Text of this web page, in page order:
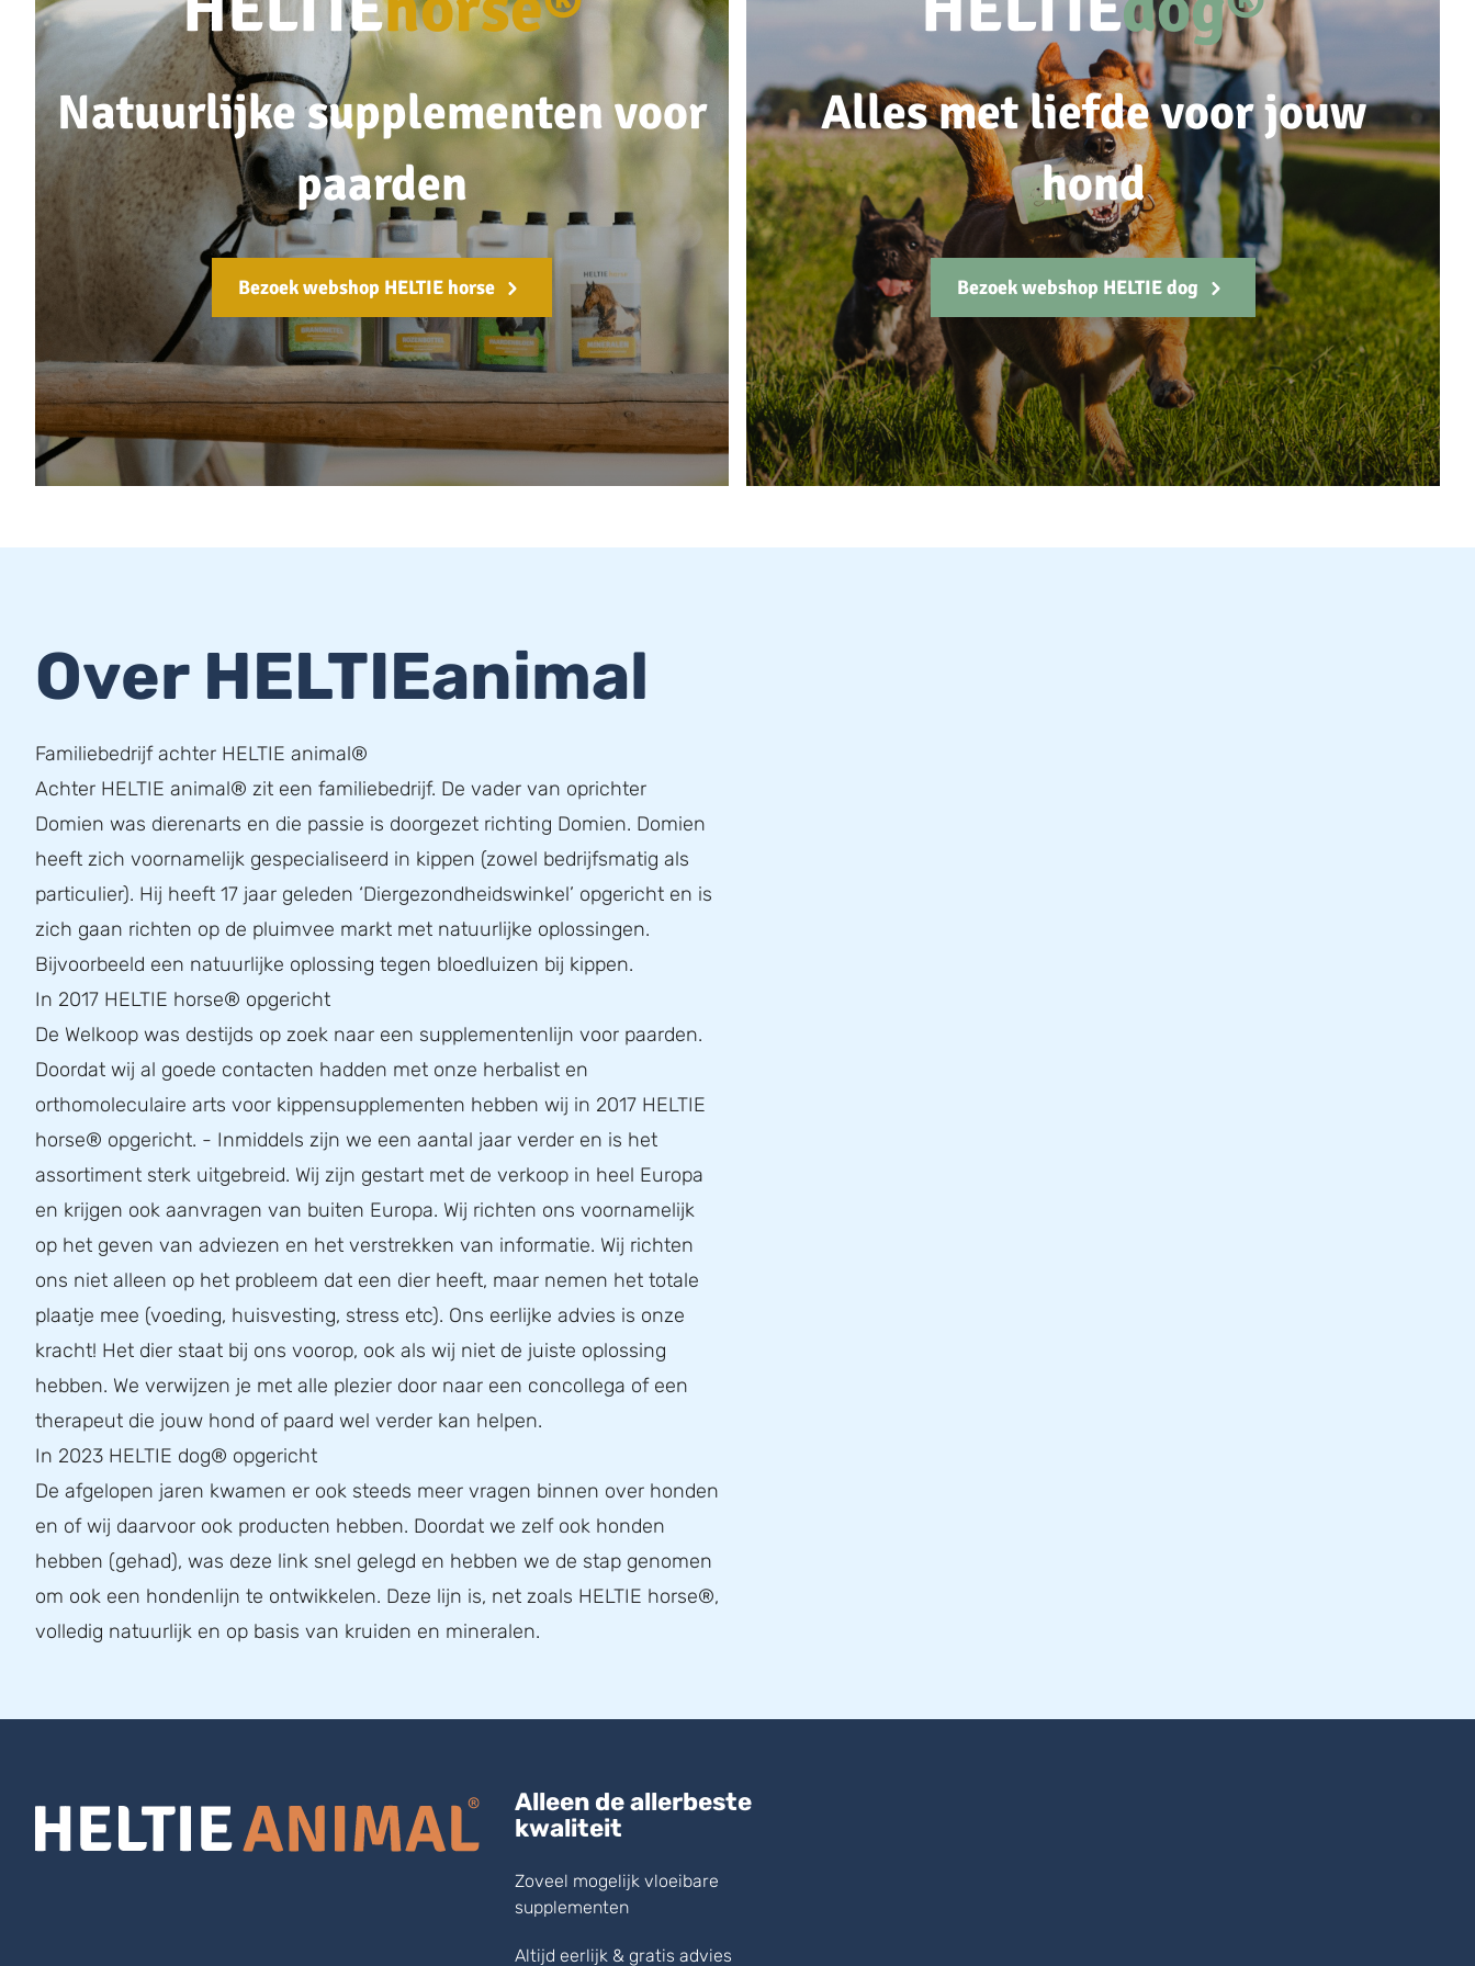
Natuurlijke supplementen voor
paarden
Bezoek webshop HELTIE horse
Alles met liefde voor jouw
hond
Bezoek webshop HELTIE dog
Over HELTIEanimal
Familiebedrijf achter HELTIE animal®
Achter HELTIE animal® zit een familiebedrijf. De vader van oprichter
Domien was dierenarts en die passie is doorgezet richting Domien. Domien
heeft zich voornamelijk gespecialiseerd in kippen (zowel bedrijfsmatig als
particulier). Hij heeft 17 jaar geleden ‘Diergezondheidswinkel’ opgericht en is
zich gaan richten op de pluimvee markt met natuurlijke oplossingen.
Bijvoorbeeld een natuurlijke oplossing tegen bloedluizen bij kippen.
In 2017 HELTIE horse® opgericht
De Welkoop was destijds op zoek naar een supplementenlijn voor paarden.
Doordat wij al goede contacten hadden met onze herbalist en
orthomoleculaire arts voor kippensupplementen hebben wij in 2017 HELTIE
horse® opgericht. - Inmiddels zijn we een aantal jaar verder en is het
assortiment sterk uitgebreid. Wij zijn gestart met de verkoop in heel Europa
en krijgen ook aanvragen van buiten Europa. Wij richten ons voornamelijk
op het geven van adviezen en het verstrekken van informatie. Wij richten
ons niet alleen op het probleem dat een dier heeft, maar nemen het totale
plaatje mee (voeding, huisvesting, stress etc). Ons eerlijke advies is onze
kracht! Het dier staat bij ons voorop, ook als wij niet de juiste oplossing
hebben. We verwijzen je met alle plezier door naar een concollega of een
therapeut die jouw hond of paard wel verder kan helpen.
In 2023 HELTIE dog® opgericht
De afgelopen jaren kwamen er ook steeds meer vragen binnen over honden
en of wij daarvoor ook producten hebben. Doordat we zelf ook honden
hebben (gehad), was deze link snel gelegd en hebben we de stap genomen
om ook een hondenlijn te ontwikkelen. Deze lijn is, net zoals HELTIE horse®,
volledig natuurlijk en op basis van kruiden en mineralen.
Alleen de allerbeste
kwaliteit
Zoveel mogelijk vloeibare
supplementen
Altijd eerlijk & gratis advies